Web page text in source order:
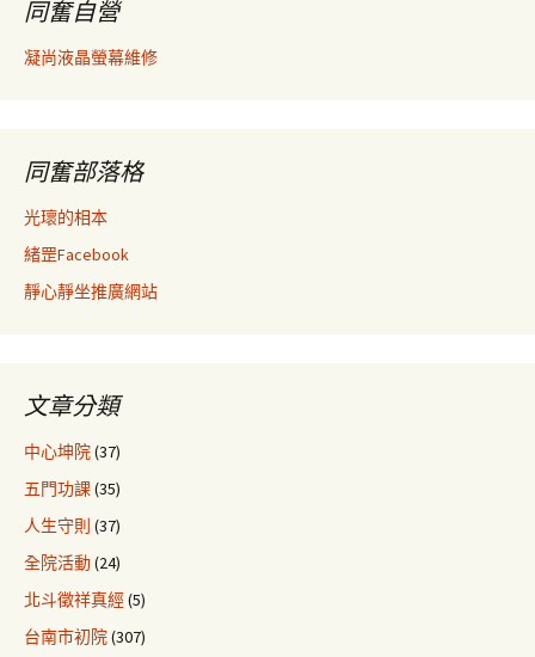
同奮自營
凝尚液晶螢幕維修
同奮部落格
光瓌的相本
緒罡Facebook
靜心靜坐推廣網站
文章分類
中心坤院(37)
五門功課(35)
人生守則 (37)
全院活動(24)
北斗徵祥真經(5)
台南市初院(307)